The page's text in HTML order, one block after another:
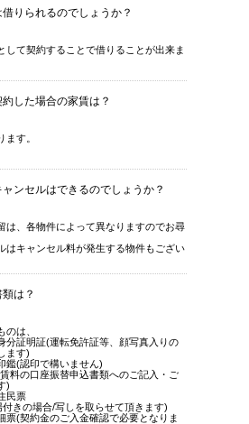
りられるのでしょうか？
して契約することで借りることが出来ま
した場合の家賃は？
ます。
ンセルはできるのでしょうか？
は、各物件によって異なりますのでお尋
はキャンセル料が発生する物件もござい
は？
のは、
分証明証(運転免許証等、顔写真入りの
ます)
鑑(認印で構いません)
料の口座振替申込書類へのご記入・ご
)
民票
きの場合/写しを取らせて頂きます)
(契約金のご入金確認で必要となりま